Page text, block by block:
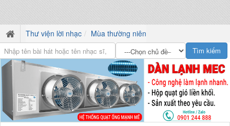
Thư viện lời nhạc Mùa thường niên